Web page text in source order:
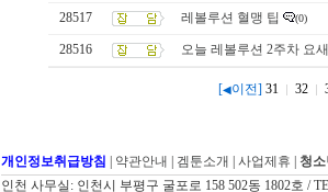
28517 레볼루션 혈맹 팁 (0)
28516 오늘 레볼루션 2주차 요
[◀이전] 31 32
개인정보취급방침 약관안내 겜툰소개 사업제휴
청
인천 사무실: 인천시 부평구 굴포로 158 502동 1802호 /